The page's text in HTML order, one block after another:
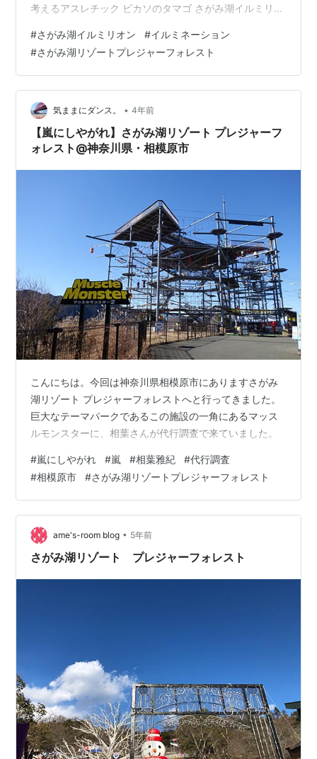
考えるアスレチック ピカソのタマゴ さがみ湖イルミリオ
み湖リゾートプレジャーフォレスト 「さがみ湖イルミリ
オン」は神奈川県相模原市にある遊園地「さがみ湖リゾ
ートプレジャーフォレスト」で冬季に開催されるイルミ
ネーションです。 栃木県足利市にある「あしかがフラワ
ーパーク」、神奈川県藤沢市にある「江の島 湘南の宝
石」と並んで関東三大イル…
#さがみ湖イルミリオン #イルミネーション
#さがみ湖リゾートプレジャーフォレスト
気ままにダンス。 • 4年前
【嵐にしやがれ】さがみ湖リゾート プレジャーフ
ォレスト@神奈川県・相模原市
こんにちは。今回は神奈川県相模原市にありますさがみ
湖リゾート プレジャーフォレストへと行ってきました。
巨大なテーマパークであるこの施設の一角にあるマッス
ルモンスターに、相葉さんが代行調査で来ていました。
#嵐にしやがれ #嵐 #相葉雅紀 #代行調査
#相模原市 #さがみ湖リゾートプレジャーフォレスト
ame's-room blog • 5年前
さがみ湖リゾート プレジャーフォレスト